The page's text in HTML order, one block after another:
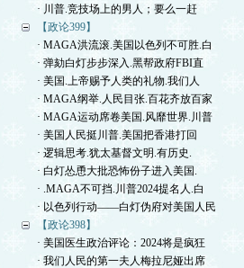
· 川普.竞技场上的男人；要么一赶
【政论399】
· MAGA洪流滚.美国以色列不可胜.白
· 弹劾白灯步步深入.黑帮政府FBI直
· 美国.上帝赐予人类的礼物.我们人
· MAGA纲举.人民目张.百花齐放百家
· MAGA运动席卷美国.风靡世界.川普
· 美国人民挺川普.美国把香港打回
· 逻辑思考.犹太基督文明.有历史.
· 白灯怂恿大批恐怖份子进入美国.
· .MAGA不可挡.川普2024提名人.白
· 以色列行动——白灯伪府对美国人民
【政论398】
· 美国医生政治评论：2024将是疯狂
· 我们人民的第一夫人梅拉尼娅出席